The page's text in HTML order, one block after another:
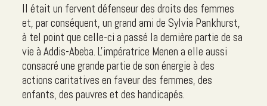
Il était un fervent défenseur des droits des femmes
et, par conséquent, un grand ami de Sylvia Pankhurst,
à tel point que celle-ci a passé la dernière partie de sa
vie à Addis-Abeba. L'impératrice Menen a elle aussi
consacré une grande partie de son énergie à des
actions caritatives en faveur des femmes, des
enfants, des pauvres et des handicapés.